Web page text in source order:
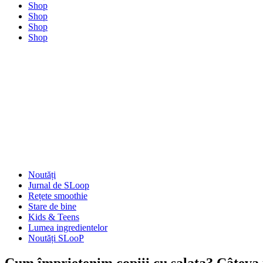
Shop
Shop
Shop
Shop
Noutăți
Jurnal de SLoop
Rețete smoothie
Stare de bine
Kids & Teens
Lumea ingredientelor
Noutăți SLooP